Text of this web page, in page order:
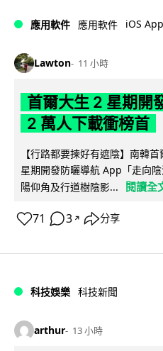
應用軟件 應用軟件 iOS App
Lawton 11 小時
首爾大生 2 星期開
2 萬人下載衝榜首
【行路都要揀好有遮陰】南韓
星期開發防曬導航 App「走向
陽仰角及行道樹陰影...
閱讀全
71 3 ↗ 分享
科技娛樂 科技新聞
arthur 13 小時